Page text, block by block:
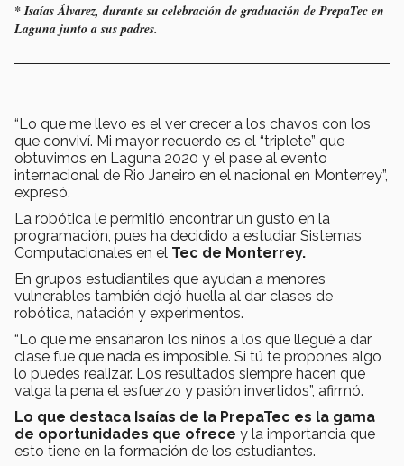
* Isaías Álvarez, durante su celebración de graduación de PrepaTec en
Laguna junto a sus padres.
“Lo que me llevo es el ver crecer a los chavos con los
que conviví. Mi mayor recuerdo es el “triplete” que
obtuvimos en Laguna 2020 y el pase al evento
internacional de Rio Janeiro en el nacional en Monterrey”,
expresó.
La robótica le permitió encontrar un gusto en la
programación, pues ha decidido a estudiar Sistemas
Computacionales en el Tec de Monterrey.
En grupos estudiantiles que ayudan a menores
vulnerables también dejó huella al dar clases de
robótica, natación y experimentos.
“Lo que me ensañaron los niños a los que llegué a dar
clase fue que nada es imposible. Si tú te propones algo
lo puedes realizar. Los resultados siempre hacen que
valga la pena el esfuerzo y pasión invertidos”, afirmó.
Lo que destaca Isaías de la PrepaTec es la gama
de oportunidades que ofrece y la importancia que
esto tiene en la formación de los estudiantes.